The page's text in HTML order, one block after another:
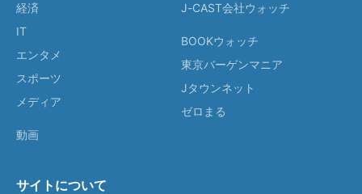
経済
IT
エンタメ
スポーツ
メディア
動画
J-CAST会社ウォッチ
BOOKウォッチ
東京バーゲンマニア
Jタウンネット
ゼロまる
サイトについて